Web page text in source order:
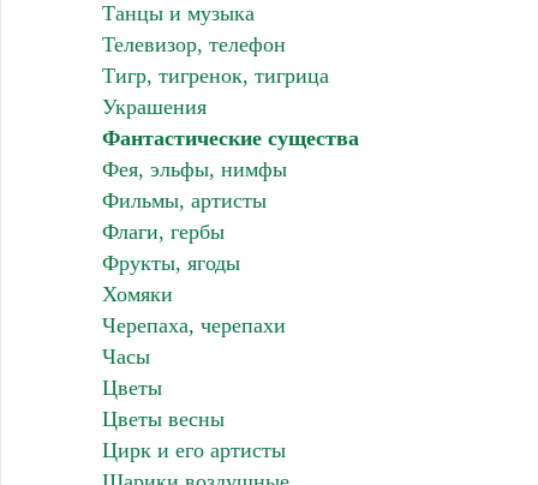
Танцы и музыка
Телевизор, телефон
Тигр, тигренок, тигрица
Украшения
Фантастические существа
Фея, эльфы, нимфы
Фильмы, артисты
Флаги, гербы
Фрукты, ягоды
Хомяки
Черепаха, черепахи
Часы
Цветы
Цветы весны
Цирк и его артисты